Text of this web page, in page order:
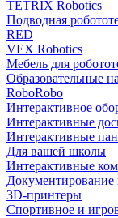
TETRIX Robotics
Подводная
RED
VEX Robotics
Мебель для
Образовательные
RoboRobo
Интерактивное
Интерактивные
Интерактивные
Для вашей школы
Интерактивные
3D-принтеры
Спортивное и